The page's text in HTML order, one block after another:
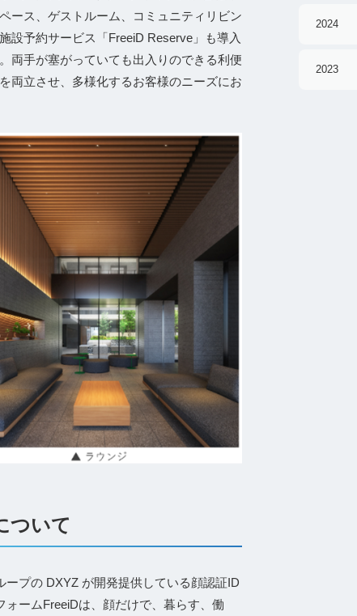
ース、ゲストルーム、コミュニティリビン
設予約サービス「FreeiD Reserve」も導入
両手が塞がっていても出入りのできる利便
両立させ、多様化するお客様のニーズにお
ついて
ープの DXYZ が開発提供している顔認証ID
ォームFreeiDは、顔だけで、暮らす、働
2024
2023